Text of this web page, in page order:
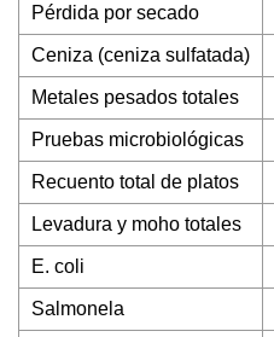
Pérdida por secado
Ceniza (ceniza sulfatada)
Metales pesados ​​totales
Pruebas microbiológicas
Recuento total de platos
Levadura y moho totales
E. coli
Salmonela